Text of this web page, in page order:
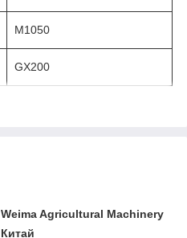
M1050
GX200
Weima Agricultural Machinery
Китай